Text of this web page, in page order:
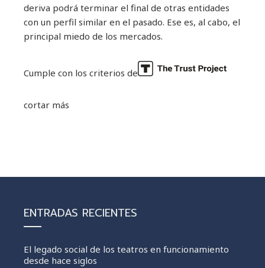
deriva podrá terminar el final de otras entidades
con un perfil similar en el pasado. Ese es, al cabo, el
principal miedo de los mercados.
Cumple con los criterios de
cortar más
ENTRADAS RECIENTES
El legado social de los teatros en funcionamiento
desde hace siglos